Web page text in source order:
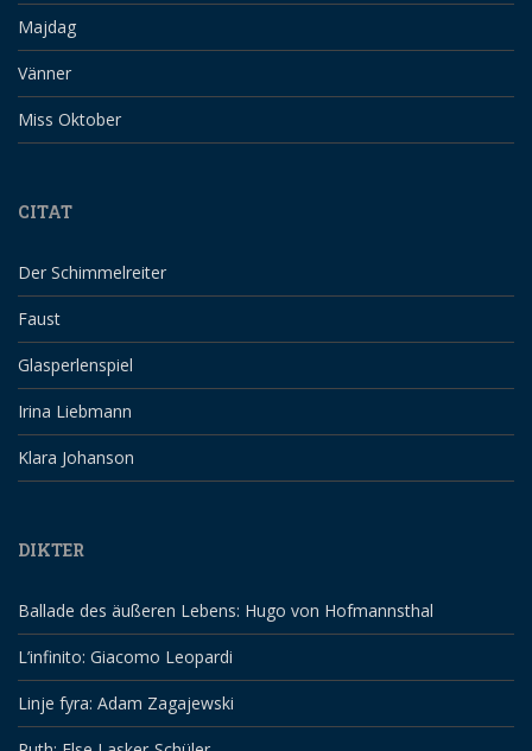
Majdag
Vänner
Miss Oktober
CITAT
Der Schimmelreiter
Faust
Glasperlenspiel
Irina Liebmann
Klara Johanson
DIKTER
Ballade des äußeren Lebens: Hugo von Hofmannsthal
L’infinito: Giacomo Leopardi
Linje fyra: Adam Zagajewski